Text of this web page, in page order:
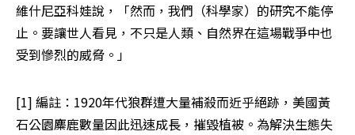
維什尼亞科娃說，「然而，我們（科學家）的研究不能停
止。要讓世人看見，不只是人類、自然界在這場戰爭中也
受到慘烈的威脅。」
[1] 編註：1920年代狼群遭大量補殺而近乎絕跡，美國黃
石公園麋鹿數量因此迅速成長，摧毀植被。為解決生態失